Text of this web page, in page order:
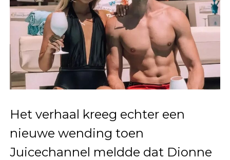
Het verhaal kreeg echter een
nieuwe wending toen
Juicechannel meldde dat Dionne